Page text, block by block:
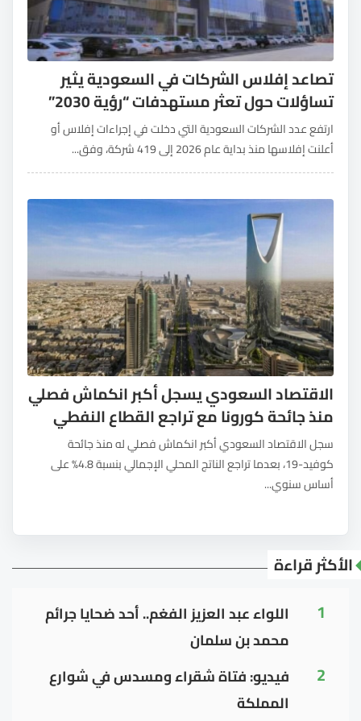
تصاعد إفلاس الشركات في السعودية يثير
تساؤلات حول تعثر مستهدفات “رؤية 2030”
ارتفع عدد الشركات السعودية التي دخلت في إجراءات إفلاس أو
أعلنت إفلاسها منذ بداية عام 2026 إلى 419 شركة، وفق...
الاقتصاد السعودي يسجل أكبر انكماش فصلي
منذ جائحة كورونا مع تراجع القطاع النفطي
سجل الاقتصاد السعودي أكبر انكماش فصلي له منذ جائحة
كوفيد-19، بعدما تراجع الناتج المحلي الإجمالي بنسبة 4.8% على
أساس سنوي...
الأكثر قراءة
1
اللواء عبد العزيز الفغم.. أحد ضحايا جرائم
محمد بن سلمان
2
فيديو: فتاة شقراء ومسدس في شوارع
المملكة